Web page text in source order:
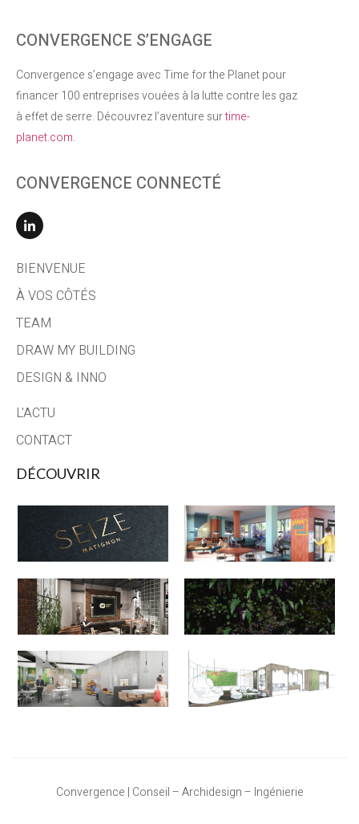
CONVERGENCE S’ENGAGE
Convergence s’engage avec Time for the Planet pour
financer 100 entreprises vouées à la lutte contre les gaz
à effet de serre. Découvrez l’aventure surtime-
planet.com.
CONVERGENCE CONNECTÉ
BIENVENUE
À VOS CÔTÉS
TEAM
DRAW MY BUILDING
DESIGN & INNO
L'ACTU
CONTACT
DÉCOUVRIR
Convergence | Conseil – Archidesign – Ingénierie